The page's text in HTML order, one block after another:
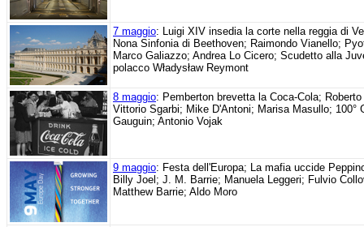
7 maggio: Luigi XIV insedia la corte nella reggia di
Nona Sinfonia di Beethoven; Raimondo Vianello;
Marco Galiazzo; Andrea Lo Cicero; Scudetto alla
polacco Władysław Reymont
8 maggio: Pemberton brevetta la Coca-Cola;
Vittorio Sgarbi; Mike D'Antoni; Marisa Masullo; 100°
Gauguin; Antonio Vojak
9 maggio: Festa dell'Europa; La mafia uccide
Billy Joel; J. M. Barrie; Manuela Leggeri; Fulvio
Matthew Barrie; Aldo Moro